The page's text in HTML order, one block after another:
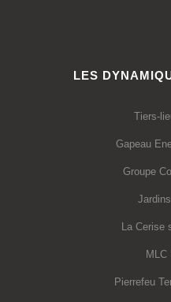
LES
Tiers-
Gapeau
Groupe
La Cerise
MLC
Pierrefeu